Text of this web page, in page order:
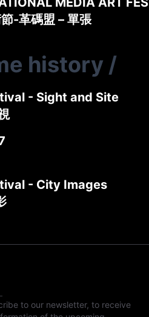
-革碼盟 – 單張
history /
- Sight and Site
- City Images
to our newsletter, to receive